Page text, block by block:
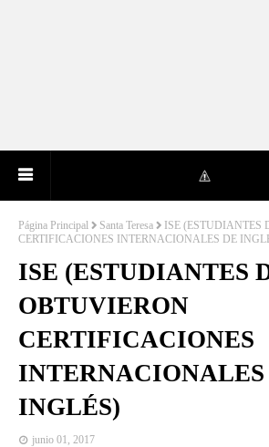
Página Principal Santa Teresa
ISE (ESTUDIANTES
CERTIFICACIONES INTERNACIONALES DE
ISE (ESTUDIANTES
OBTUVIERON
CERTIFICACIONES
INTERNACIONALES
INGLÉS)
junio 01, 2017